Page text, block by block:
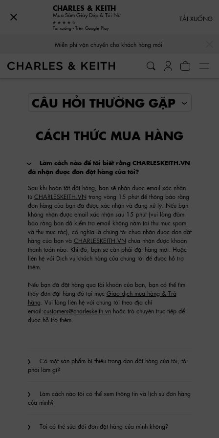
Miễn phí vận chuyển cho khách hàng mới
CÁCH THỨC MUA HÀNG
Làm cách nào để tôi biết rằng CHARLESKEITH.VN
đã nhận được đơn đặt hàng của tôi?
Sau khi hoàn tất đặt hàng, bạn sẽ nhận được email xác nhận
từ CHARLESKEITH.VN trong vòng 15 phút để thông báo rằng
đơn hàng của bạn đã được xác nhận và đang xử lý. Nếu bạn
không nhận được email xác nhận sau 15 phút (vui lòng đảm
bảo rằng bạn đã kiểm tra email không nằm tại thư mục spam
và thư mục rác), có nghĩa là chúng tôi chưa nhận được đơn đặt
hàng của bạn và CHARLESKEITH.VN chưa nhận được khoản
thanh toán nào. Khi đó, bạn sẽ cần phải đặt hàng mới. Hoặc
liên hệ với Dịch vụ khách hàng của chúng tôi để được hỗ trợ
thêm.
Nếu bạn đã đặt hàng qua tài khoản của bạn, bạn có thể tìm
thấy đơn đặt hàng đó tại mục Giao dịch mua hàng & Trả
hàng . Vui lòng liên hệ với chúng tôi theo địa chỉ
email:customers@charleskeith.vnhoặc trò chuyện trực tiếp để
được hỗ trợ thêm.
Có một sản phẩm bị thiếu trong đơn đặt hàng của tôi, tôi
phải làm gì?
Làm cách nào tôi có thể xem thông tin và lịch sử đơn hàng
của mình?
Tôi có thể sửa đổi đơn đặt hàng của mình không?
CHARLES & KEITH
Mua Sắm Giày Dép & Túi Nữ
Tải xuống - Trên Google Play
TẢI XUỐNG